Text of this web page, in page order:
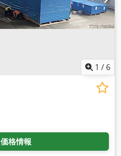
1 / 6
価格情報